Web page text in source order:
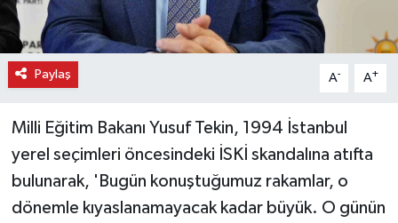
Paylaş A- A+
Milli Eğitim Bakanı Yusuf Tekin, 1994 İstanbul
yerel seçimleri öncesindeki İSKİ skandalına atıfta
bulunarak, 'Bugün konuştuğumuz rakamlar, o
dönemle kıyaslanamayacak kadar büyük. O günün